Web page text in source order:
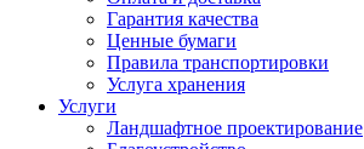
Гарантия качества
Ценные бумаги
Правила транспортировки
Услуга хранения
Услуги
Ландшафтное проектирование